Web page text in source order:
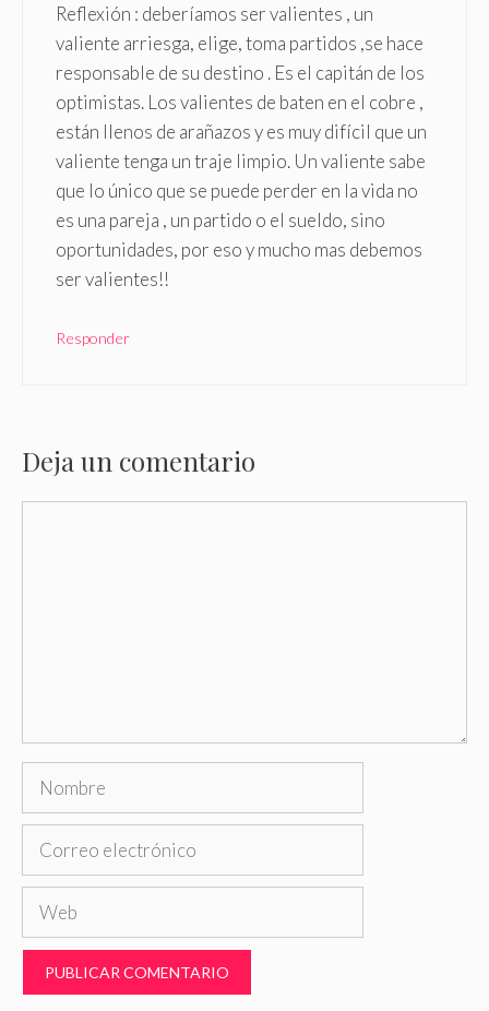
Reflexión : deberíamos ser valientes , un
valiente arriesga, elige, toma partidos ,se hace
responsable de su destino . Es el capitán de los
optimistas. Los valientes de baten en el cobre ,
están llenos de arañazos y es muy difícil que un
valiente tenga un traje limpio. Un valiente sabe
que lo único que se puede perder en la vida no
es una pareja , un partido o el sueldo, sino
oportunidades, por eso y mucho mas debemos
ser valientes!!
Responder
Deja un comentario
Nombre
Correo
Web